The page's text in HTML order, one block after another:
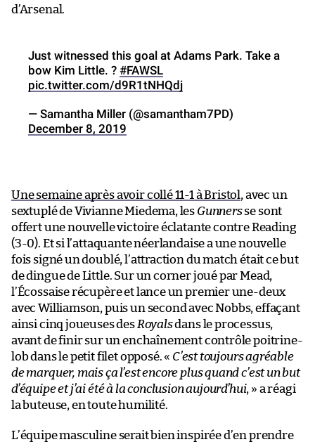
d’Arsenal.
Just witnessed this goal at Adams Park. Take a
bow Kim Little. ? #FAWSL
pic.twitter.com/d9R1tNHQdj
— Samantha Miller (@samantham7PD)
December 8, 2019
Une semaine après avoir collé 11-1 à Bristol, avec un
sextuplé de Vivianne Miedema, les Gunnersse sont
offert une nouvelle victoire éclatante contre Reading
(3-0). Et si l’attaquante néerlandaise a une nouvelle
fois signé un doublé, l’attraction du match était ce but
de dingue de Little. Sur un corner joué par Mead,
l’Écossaise récupère et lance un premier une-deux
avec Williamson, puis un second avec Nobbs, effaçant
ainsi cinq joueuses des Royalsdans le processus,
avant de finir sur un enchaînement contrôle poitrine-
lob dans le petit filet opposé. « C’est toujours agréable
de marquer, mais ça l’est encore plus quand c’est un but
d’équipe et j’ai été à la conclusion aujourd’hui, » a réagi
la buteuse, en toute humilité.
L’équipe masculine serait bien inspirée d’en prendre